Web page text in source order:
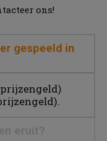
ons!
gespeeld in
prijzengeld)
eruit?